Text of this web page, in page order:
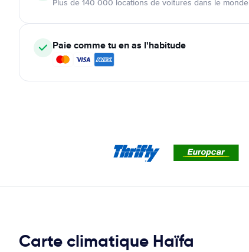
Plus de 140 000 locations de voitures dans le monde
Paie comme tu en as l'habitude
Carte climatique Haïfa